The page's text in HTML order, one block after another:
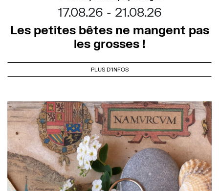
17.08.26
21.08.26
Les petites bêtes ne mangent pas
les grosses !
PLUS D'INFOS